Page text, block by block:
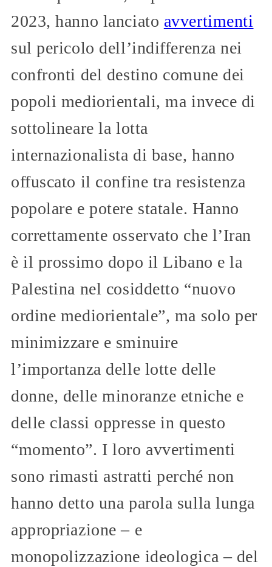
2023, hanno lanciato avvertimenti
sul pericolo dell’indifferenza nei
confronti del destino comune dei
popoli mediorientali, ma invece di
sottolineare la lotta
internazionalista di base, hanno
offuscato il confine tra resistenza
popolare e potere statale. Hanno
correttamente osservato che l’Iran
è il prossimo dopo il Libano e la
Palestina nel cosiddetto “nuovo
ordine mediorientale”, ma solo per
minimizzare e sminuire
l’importanza delle lotte delle
donne, delle minoranze etniche e
delle classi oppresse in questo
“momento”. I loro avvertimenti
sono rimasti astratti perché non
hanno detto una parola sulla lunga
appropriazione – e
monopolizzazione ideologica – del